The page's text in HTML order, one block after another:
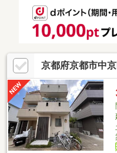
件なし土地としての活用も検
京都府京都市中